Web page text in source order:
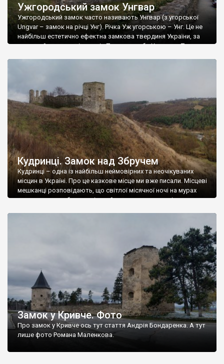
Ужгородський замок Унгвар
Ужгородський замок часто називають Унгвар (з угорської
Ungvar – замок на річці Унг). Річка Уж угорською – Унг. Це не
найбільш естетично ефектна замкова твердиня України, за
красою його не порівняти із Паланком або Хотином. Тут
Кудринці. Замок над Збручем
Кудринці – одна із найбільш неймовірних та неочікуваних
місцин в Україні. Про це казкове місце ми вже писали. Місцеві
мешканці розповідають, що світлої місячної ночі на мурах
замку можна побачити жіночий силует – привид дівчини-
Замок у Кривче. Фото
Про замок у Кривче ось тут стаття Андрія Бондаренка. А тут
лише фото Романа Маленкова.